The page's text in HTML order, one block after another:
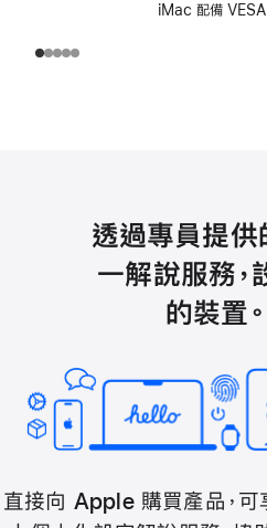
iMac 配備 VESA
透過專員提供
一解說服務，
的裝置。
直接向 Apple 購買產品，